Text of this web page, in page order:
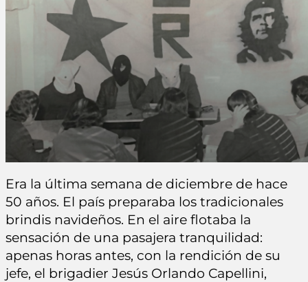
Era la última semana de diciembre de hace
50 años. El país preparaba los tradicionales
brindis navideños. En el aire flotaba la
sensación de una pasajera tranquilidad:
apenas horas antes, con la rendición de su
jefe, el brigadier Jesús Orlando Capellini,